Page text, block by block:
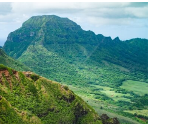
תכנוןטיולים לצפון אמריקה
תכנוןטיולים לדרום ומרכז
היעדים »
קרוזים והפלגות נופשלחצו